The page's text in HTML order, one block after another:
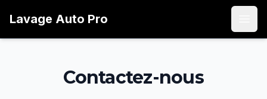
Lavage Auto Pro
Contactez-nous